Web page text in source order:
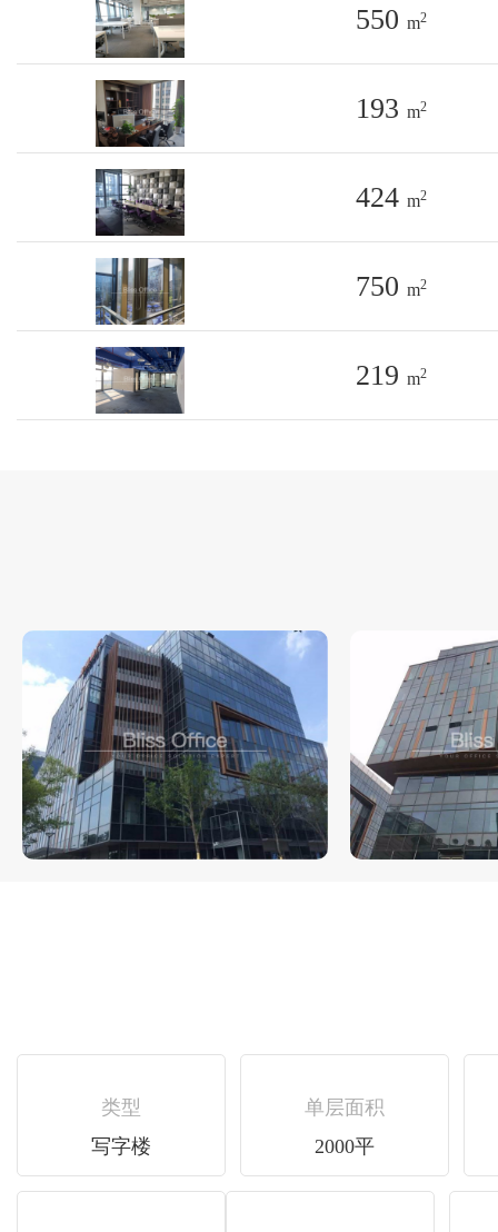
550 m2
193 m2
424 m2
750 m2
219 m2
类型
写字楼
单层面积
2000平